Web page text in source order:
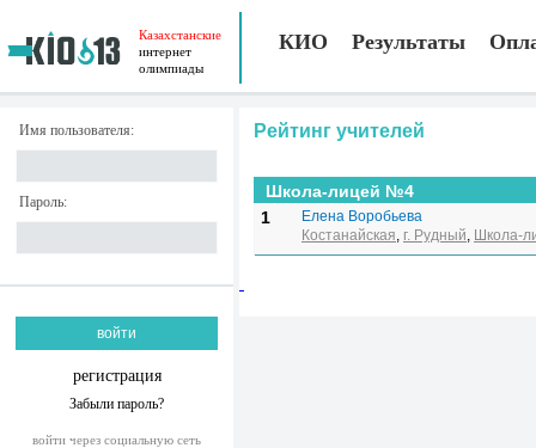
Казахстанские
интернет
олимпиады
КИО Результаты
Имя пользователя:
Пароль:
регистрация
Забыли пароль?
войти через социальную сеть
Рейтинг учителей
Школа-лицей №4
1
Елена Воробьева
Костанайская, г. Рудный, Школа-